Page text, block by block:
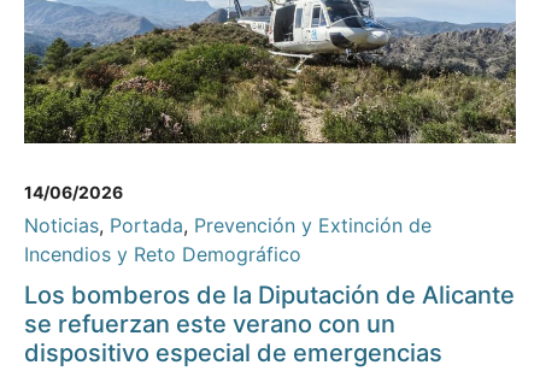
14/06/2026
Noticias, Portada, Prevención y Extinción de
Incendios y Reto Demográfico
Los bomberos de la Diputación de Alicante
se refuerzan este verano con un
dispositivo especial de emergencias